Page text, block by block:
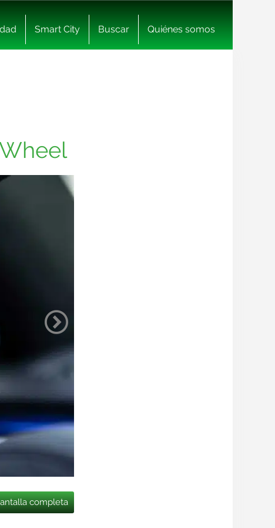
Smart City Buscar Quiénes somos
completa